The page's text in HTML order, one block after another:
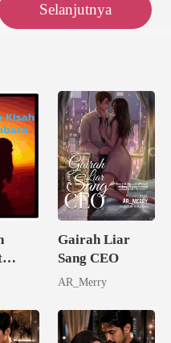
Selanjutnya
Gairah Liar
Sang CEO
AR_Merry